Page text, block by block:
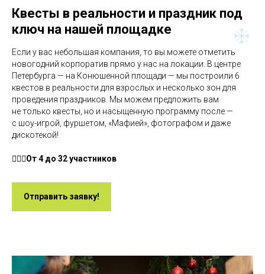
Квесты в реальности и праздник под
ключ на нашей площадке
Если у вас небольшая компания, то вы можете отметить
новогодний корпоратив прямо у нас на локации. В центре
Петербурга — на Конюшенной площади — мы построили 6
квестов в реальности для взрослых и несколько зон для
проведения праздников. Мы можем предложить вам
не только квесты, но и насыщенную программу после —
с шоу-игрой, фуршетом, «Мафией», фотографом и даже
дискотекой!
🧍🏻‍♀️От 4 до 32 участников
Отправить заявку!